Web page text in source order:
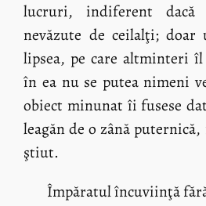
lucruri, indiferent dacă
nevăzute de ceilalţi;
lipsea, pe care altminteri
în ea nu se putea nimeni
obiect minunat îi fusese
leagăn de o zână
ştiut.
Împăratul încuviinţă